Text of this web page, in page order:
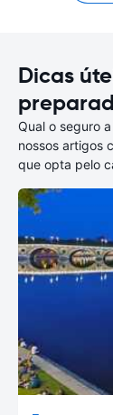
Dicas
Qual o seguro
nossos artigos
que opta pelo